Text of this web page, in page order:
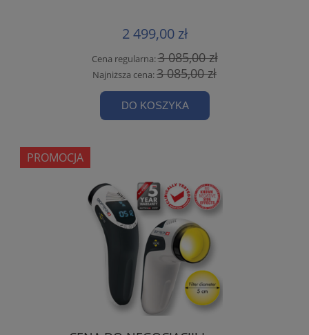
2 499,00 zł
Cena regularna:3 085,00 zł
Najniższa cena:3 085,00 zł
DO KOSZYKA
PROMOCJA